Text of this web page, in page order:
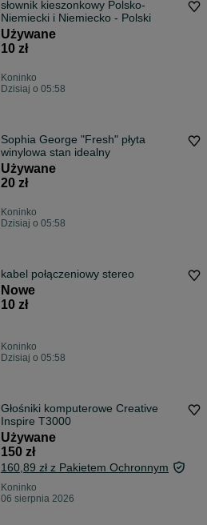
słownik kieszonkowy Polsko-
Niemiecki i Niemiecko - Polski
Używane
10 zł
Koninko
Dzisiaj o 05:58
Sophia George "Fresh" płyta
winylowa stan idealny
Używane
20 zł
Koninko
Dzisiaj o 05:58
kabel połączeniowy stereo
Nowe
10 zł
Koninko
Dzisiaj o 05:58
Głośniki komputerowe Creative
Inspire T3000
Używane
150 zł
160,89 zł z Pakietem Ochronnym
Koninko
06 sierpnia 2026